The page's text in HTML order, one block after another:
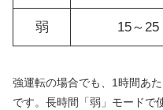
弱 15～25
強運転の場合でも、1時間あ
です。長時間「弱」モードで